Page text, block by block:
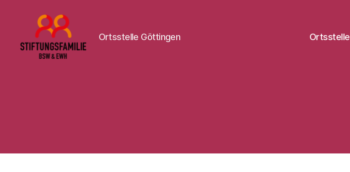
Ortsstelle Göttingen Ortsstelle